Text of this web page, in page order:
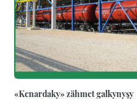
«Kenardaky» zähmet galkynyşy